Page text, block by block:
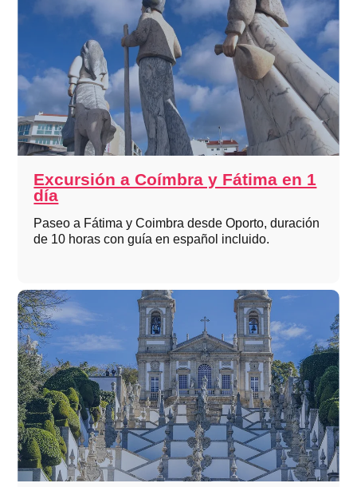
Excursión a Coímbra y Fátima en 1
día
Paseo a Fátima y Coimbra desde Oporto, duración
de 10 horas con guía en español incluido.